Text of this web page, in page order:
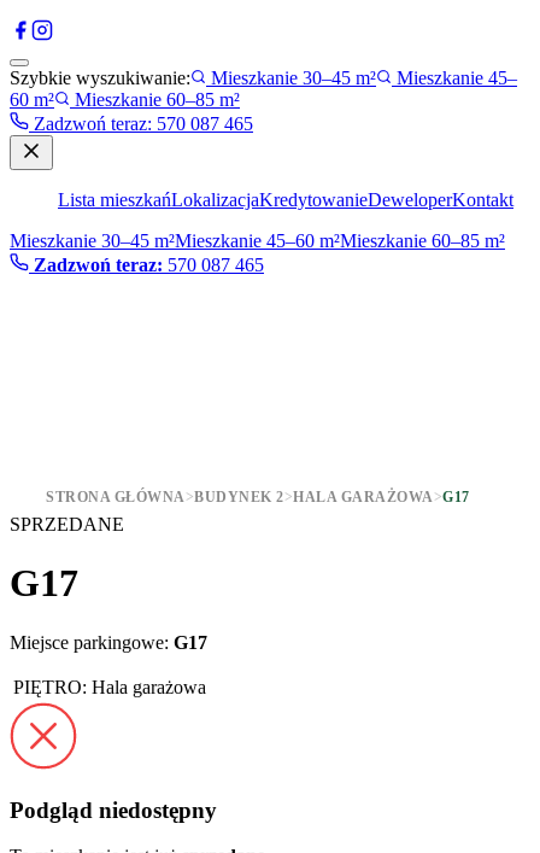
Szybkie wyszukiwanie: Mieszkanie 30–45 m²
Mieszkanie 45–
60 m²
Mieszkanie 60–85 m²
Zadzwoń teraz: 570 087 465
Lista mieszkańLokalizacjaKredytowanieDeweloperKontakt
Mieszkanie 30–45 m²Mieszkanie 45–60 m²Mieszkanie 60–85 m²
Zadzwoń teraz: 570 087 465
STRONA GŁÓWNA>BUDYNEK 2>HALA GARAŻOWA>G17
SPRZEDANE
G17
Miejsce parkingowe: G17
PIĘTRO: Hala garażowa
Podgląd niedostępny